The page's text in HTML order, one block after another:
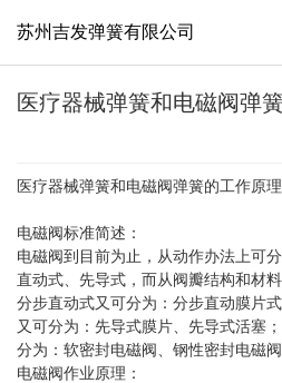
苏州吉发弹簧有限公司
医疗器械弹簧和电磁阀弹
医疗器械弹簧和电磁阀弹簧的工作原理
电磁阀标准简述：
电磁阀到目前为止，从动作办法上可
直动式、先导式，而从阀瓣结构和材
分步直动式又可分为：分步直动膜片
又可分为：先导式膜片、先导式活塞
分为：软密封电磁阀、钢性密封电磁
电磁阀作业原理：